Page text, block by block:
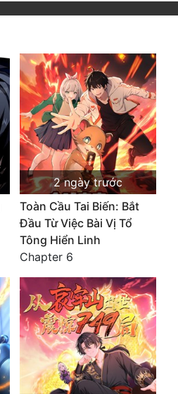
2 ngày trước
Toàn Cầu Tai Biến: Bắt
Đầu Từ Việc Bài Vị Tổ
Tông Hiển Linh
Chapter 6